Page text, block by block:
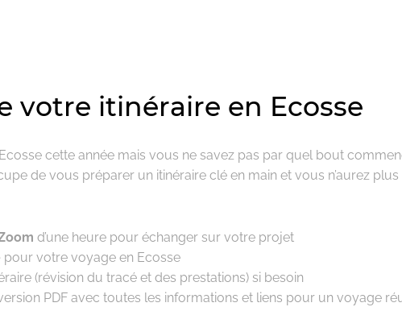
votre itinéraire en Ecosse
cette année mais vous ne savez pas par quel bout
de vous préparer un itinéraire clé en main et vous n’aurez plus
d’une heure pour échanger sur votre projet
pour votre voyage en Ecosse
(révision du tracé et des prestations) si besoin
PDF avec toutes les informations et liens pour un voyage